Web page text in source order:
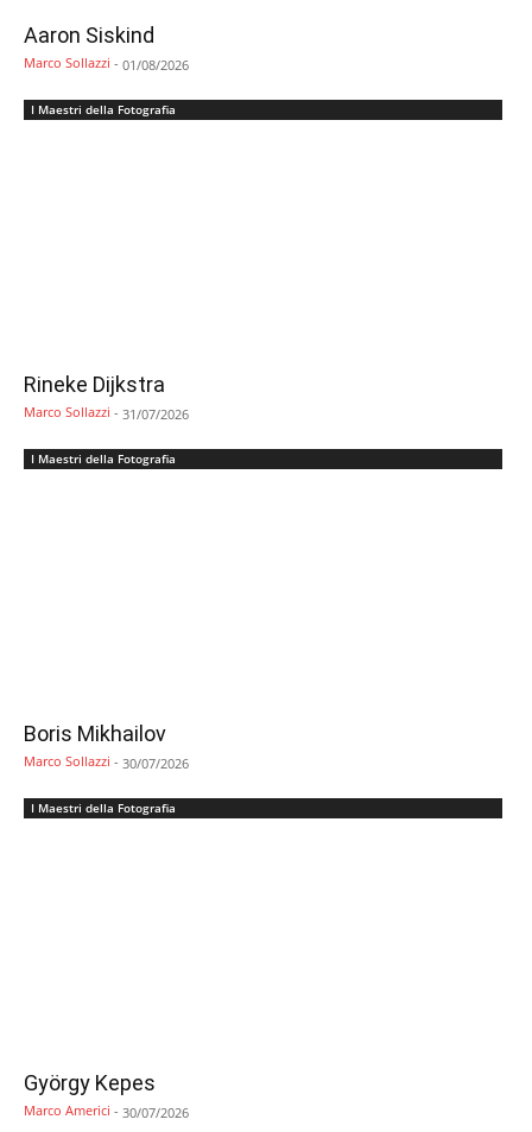
Aaron Siskind
Marco Sollazzi - 01/08/2026
I Maestri della Fotografia
Rineke Dijkstra
Marco Sollazzi - 31/07/2026
I Maestri della Fotografia
Boris Mikhailov
Marco Sollazzi - 30/07/2026
I Maestri della Fotografia
György Kepes
Marco Americi - 30/07/2026